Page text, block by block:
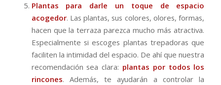
Plantas para darle un toque de espacio
acogedor. Las plantas, sus colores, olores, formas,
hacen que la terraza parezca mucho más atractiva.
Especialmente si escoges plantas trepadoras que
faciliten la intimidad del espacio. De ahí que nuestra
recomendación sea clara: plantas por todos los
rincones. Además, te ayudarán a controlar la